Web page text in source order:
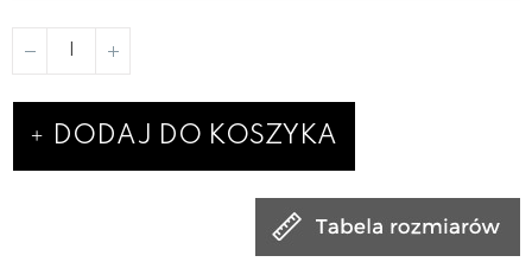
DODAJ DO KOSZYKA